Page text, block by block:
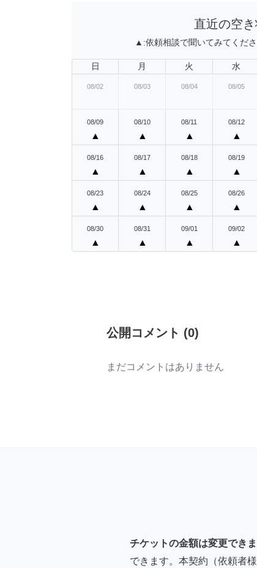
直近の空
▲:依頼相談で聞いてみてくだ
日 月 火 水
08/02 08/03 08/04 08/05
08/09
▲
08/10
▲
08/11
▲
08/12
▲
08/16
▲
08/17
▲
08/18
▲
08/19
▲
08/23
▲
08/24
▲
08/25
▲
08/26
▲
08/30
▲
08/31
▲
09/01
▲
09/02
▲
公開コメント (0)
まだコメントはありません
チケットの金額は変更でき
できます。本契約（依頼者